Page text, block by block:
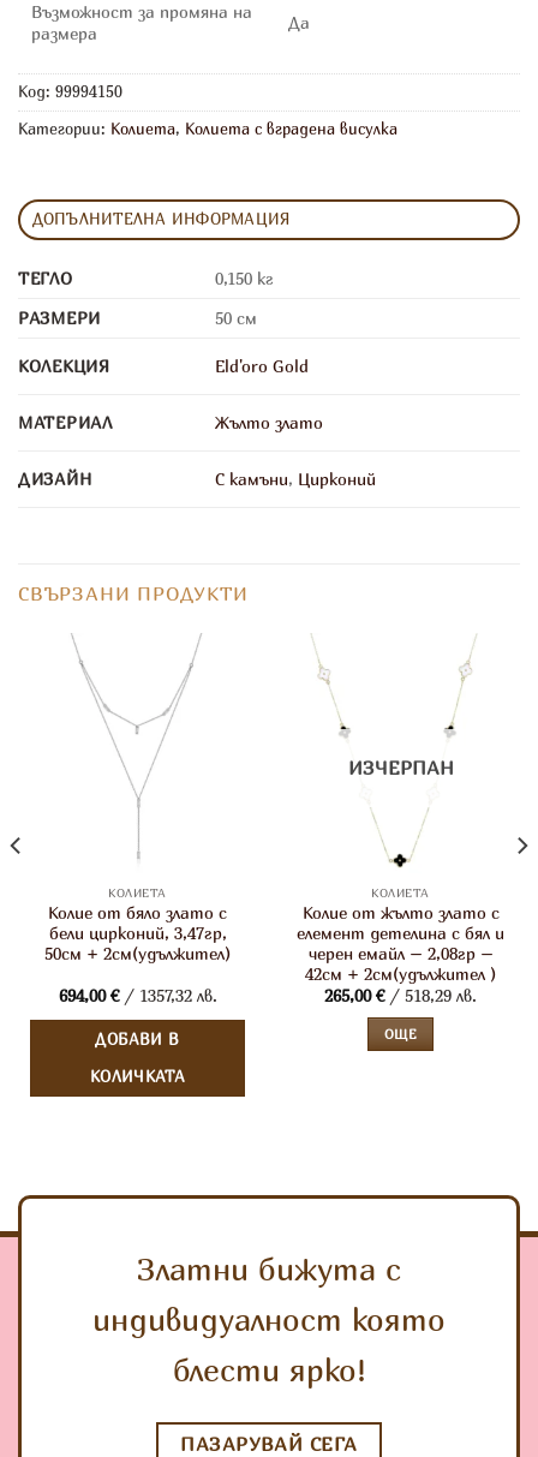
Възможност за промяна на
размера
Да
Код: 99994150
Категории: Колиета, Колиета с вградена висулка
ДОПЪЛНИТЕЛНА ИНФОРМАЦИЯ
ТЕГЛО
0,150 кг
РАЗМЕРИ
50 см
КОЛЕКЦИЯ Eld'oro Gold
МАТЕРИАЛ Жълто злато
ДИЗАЙН С камъни, Цирконий
СВЪРЗАНИ ПРОДУКТИ
КОЛИЕТА
Колие от бяло злато с
бели цирконий, 3,47гр,
50см + 2см(удължител)
694,00€/ 1357,32 лв.
ДОБАВИ В
КОЛИЧКАТА
ИЗЧЕРПАН
КОЛИЕТА
Колие от жълто злато с
елемент детелина с бял и
черен емайл – 2,08гр –
42см + 2см(удължител )
265,00€/ 518,29 лв.
ОЩЕ
Златни бижута с
индивидуалност която
блести ярко!
ПАЗАРУВАЙ СЕГА